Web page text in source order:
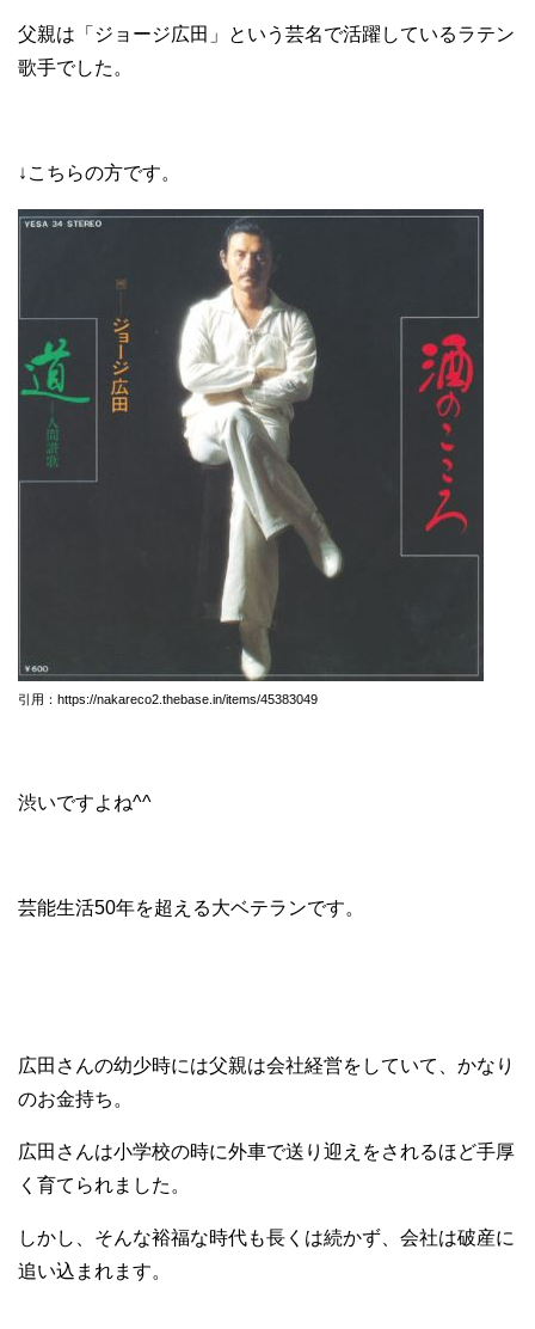
父親は「ジョージ広田」という芸名で活躍しているラテン
歌手でした。
↓こちらの方です。
引用：https://nakareco2.thebase.in/items/45383049
渋いですよね^^
芸能生活50年を超える大ベテランです。
広田さんの幼少時には父親は会社経営をしていて、かなり
のお金持ち。
広田さんは小学校の時に外車で送り迎えをされるほど手厚
く育てられました。
しかし、そんな裕福な時代も長くは続かず、会社は破産に
追い込まれます。